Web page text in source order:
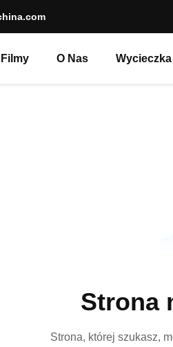
Filmy O Nas
Strona
Strona, której szukasz,